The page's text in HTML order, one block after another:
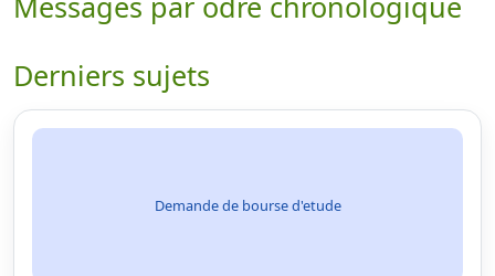
Derniers sujets
Demande de bourse d'etude